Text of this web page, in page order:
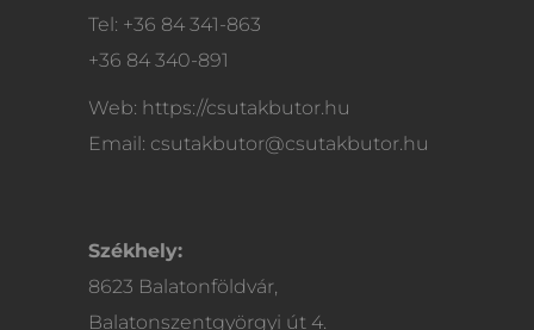
Tel: +36 84 341-863
+36 84 340-891
Web: https://csutakbutor.hu
Email: csutakbutor@csutakbutor.hu
Székhely:
8623 Balatonföldvár,
Balatonszentgyörgyi út 4.